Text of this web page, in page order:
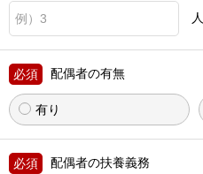
人
配偶者の有無
有り
配偶者の扶養義務